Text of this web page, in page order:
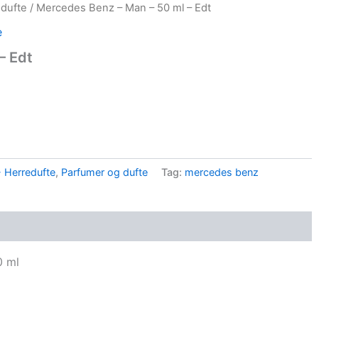
/ Mercedes Benz – Man – 50 ml – Edt
Edt
, Parfumer og dufte Tag: mercedes benz
ml